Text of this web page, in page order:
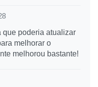
que poderia atualizar
melhorar o
melhorou bastante!